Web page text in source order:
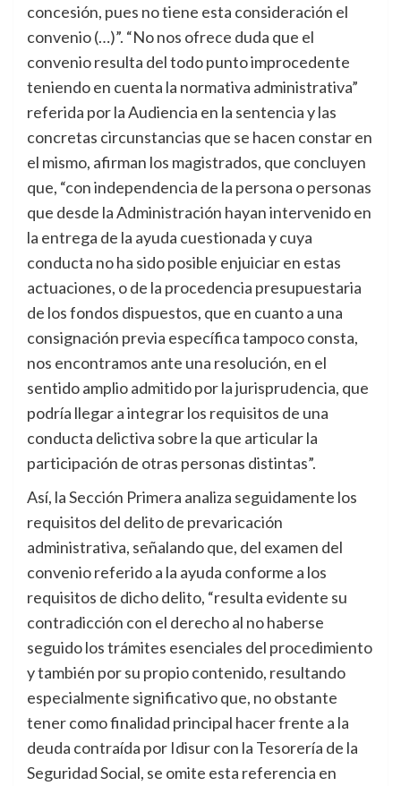
concesión, pues no tiene esta consideración el
convenio (…)”. “No nos ofrece duda que el
convenio resulta del todo punto improcedente
teniendo en cuenta la normativa administrativa”
referida por la Audiencia en la sentencia y las
concretas circunstancias que se hacen constar en
el mismo, afirman los magistrados, que concluyen
que, “con independencia de la persona o personas
que desde la Administración hayan intervenido en
la entrega de la ayuda cuestionada y cuya
conducta no ha sido posible enjuiciar en estas
actuaciones, o de la procedencia presupuestaria
de los fondos dispuestos, que en cuanto a una
consignación previa específica tampoco consta,
nos encontramos ante una resolución, en el
sentido amplio admitido por la jurisprudencia, que
podría llegar a integrar los requisitos de una
conducta delictiva sobre la que articular la
participación de otras personas distintas”.
Así, la Sección Primera analiza seguidamente los
requisitos del delito de prevaricación
administrativa, señalando que, del examen del
convenio referido a la ayuda conforme a los
requisitos de dicho delito, “resulta evidente su
contradicción con el derecho al no haberse
seguido los trámites esenciales del procedimiento
y también por su propio contenido, resultando
especialmente significativo que, no obstante
tener como finalidad principal hacer frente a la
deuda contraída por Idisur con la Tesorería de la
Seguridad Social, se omite esta referencia en